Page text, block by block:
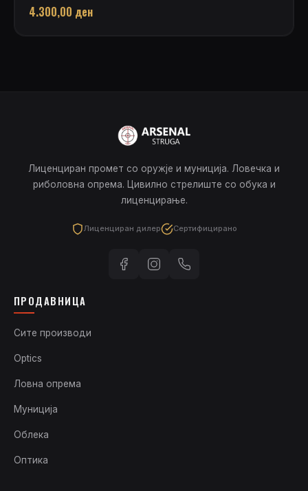
4.300,00 ден
Лиценциран промет со оружје и муниција. Ловечка и
риболовна опрема. Цивилно стрелиште со обука и
лиценцирање.
Лиценциран дилер Сертифицирано
ПРОДАВНИЦА
Сите производи
Optics
Ловна опрема
Муниција
Облека
Оптика